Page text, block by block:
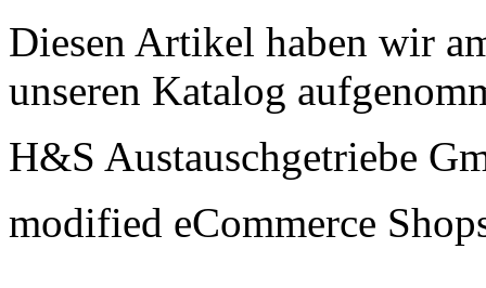
Diesen Artikel haben wir
unseren Katalog
H&S Austauschgetriebe
modified eCommerce